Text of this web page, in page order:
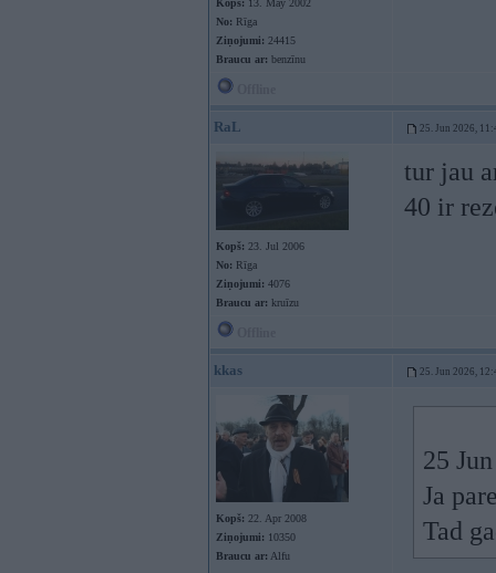
Kopš: 13. May 2002
No: Rīga
Ziņojumi: 24415
Braucu ar: benzīnu
RaL 25. Jun 2026,
Kopš: 23. Jul 2006
No: Rīga
Ziņojumi: 4076
Braucu ar: kruīzu
tur jau
40 ir
kkas 25. Jun 2026,
Kopš: 22. Apr 2008
Ziņojumi: 10350
Braucu ar: Alfu
25
Ja
Tad